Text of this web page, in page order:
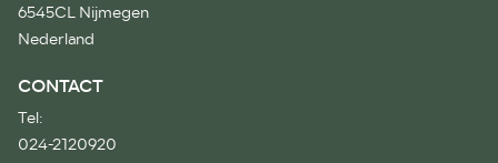
6545CL Nijmegen
Nederland
CONTACT
Tel:
024-2120920